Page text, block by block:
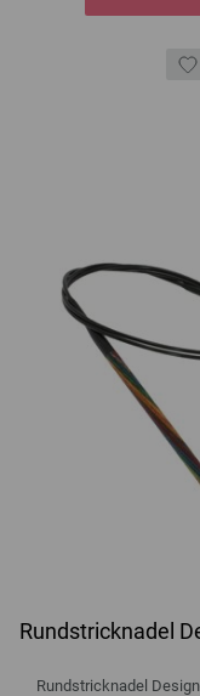
Rundstricknadel
Rundstricknadel